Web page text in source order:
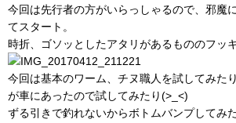
今回は先行者の方がいらっしゃるので、邪魔
てスタート。
時折、ゴソッとしたアタリがあるもののフッ
今回は基本のワーム、チヌ職人を試してみた
が車にあったので試してみたり(>_<)
ずる引きで釣れないからボトムバンプしてみ